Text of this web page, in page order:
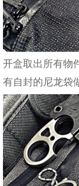
开盒取出所有物
有自封的尼龙袋